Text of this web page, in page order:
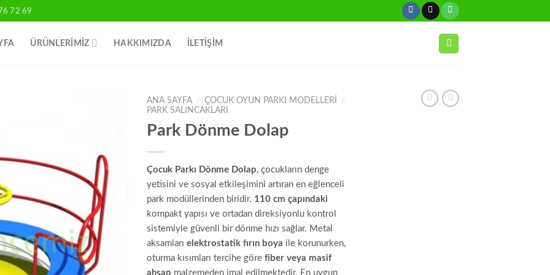
72 69
ÜRÜNLERIMIZ HAKKIMIZDA İLETİŞİM
ANA SAYFA / ÇOCUK OYUN PARKI MODELLERI
/
PARK SALINCAKLARI
Park Dönme Dolap
Çocuk Parkı Dönme Dolap, çocukların denge
yetisini ve sosyal etkileşimini artıran en eğlenceli
park modüllerinden biridir. 110 cm çapındaki
kompakt yapısı ve ortadan direksiyonlu kontrol
sistemiyle güvenli bir dönme hızı sağlar. Metal
aksamları elektrostatik fırın boya ile korunurken,
oturma kısımları tercihe göre fiber veya masif
ahşap malzemeden imal edilmektedir. En uygun